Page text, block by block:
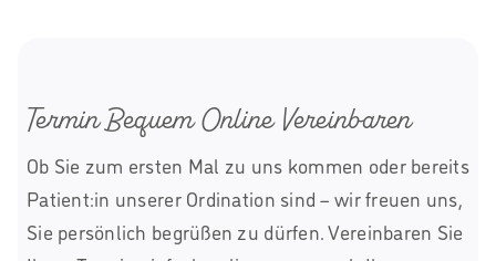
Termin Bequem Online Vereinbaren
Ob Sie zum ersten Mal zu uns kommen oder bereits
Patient:in unserer Ordination sind – wir freuen uns,
Sie persönlich begrüßen zu dürfen. Vereinbaren Sie